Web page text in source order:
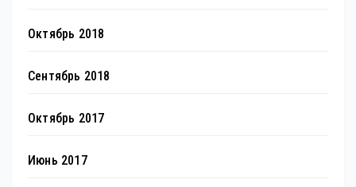
Октябрь 2018
Сентябрь 2018
Октябрь 2017
Июнь 2017